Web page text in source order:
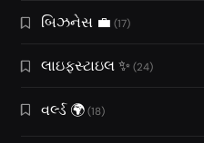
બિઝનેસ 💼 (17)
લાઇફસ્ટાઇલ ✨ (24)
વર્લ્ડ 🌍(18)